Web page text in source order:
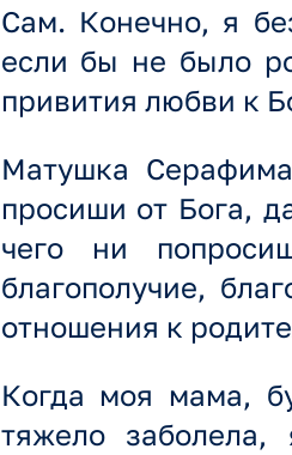
Сам. Конечно, я
если бы не было
привития любви к
Матушка
просиши от Бога,
чего ни
благополучие,
отношения к
Когда моя мама,
тяжело